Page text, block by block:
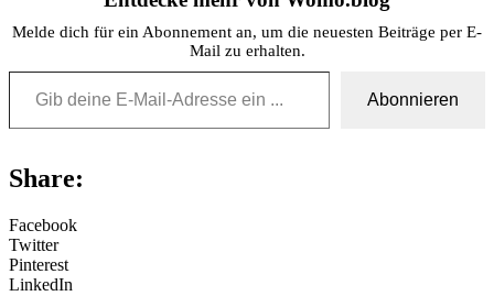
Melde dich für ein Abonnement an, um die neuesten Beiträge per E-
Mail zu erhalten.
Gib deine E-Mail-Adresse ein ...
Abonnieren
Share:
Facebook
Twitter
Pinterest
LinkedIn